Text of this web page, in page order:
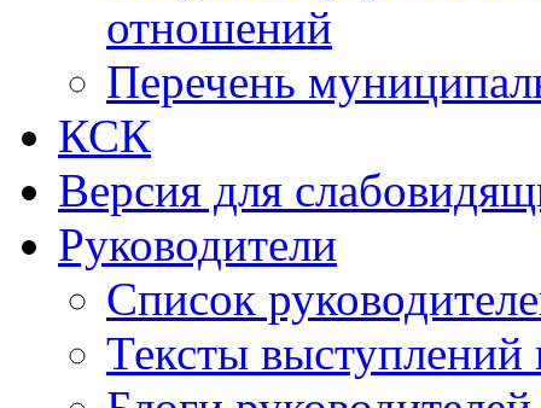
отношений
Перечень
КСК
Версия для
Руководители
Список
Тексты выступлений